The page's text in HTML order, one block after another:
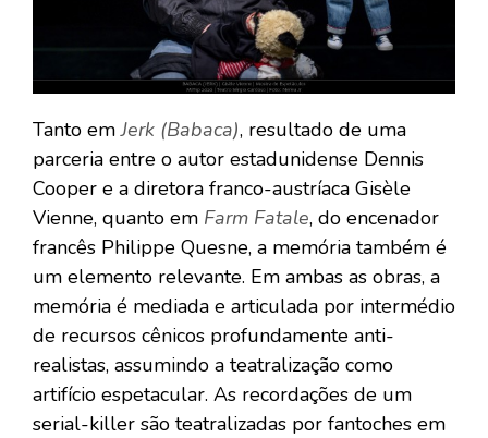
Tanto emJerk (Babaca), resultado de uma
parceria entre o autor estadunidense Dennis
Cooper e a diretora franco-austríaca Gisèle
Vienne, quanto em Farm Fatale, do encenador
francês Philippe Quesne, a memória também é
um elemento relevante. Em ambas as obras, a
memória é mediada e articulada por intermédio
de recursos cênicos profundamente anti-
realistas, assumindo a teatralização como
artifício espetacular. As recordações de um
serial-killer são teatralizadas por fantoches em